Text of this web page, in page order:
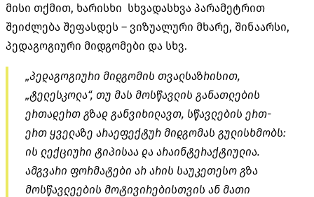
მისი თქმით, ხარისხი სხვადასხვა პარამეტრით
შეიძლება შეფასდეს – ვიზუალური მხარე, შინაარსი,
პედაგოგიური მიდგომები და სხვ.
„პედაგოგიური მიდგომის თვალსაზრისით,
„ტელესკოლა“, თუ მას მოსწავლის განათლების
ერთადერთ გზად განვიხილავთ, სწავლების ერთ-
ერთ ყველაზე არაეფექტურ მიდგომას გულისხმობს:
ის ლექციური ტიპისაა და არაინტერაქტიულია.
ამგვარი ფორმატები არ არის საუკეთესო გზა
მოსწავლეების მოტივირებისთვის ან მათი